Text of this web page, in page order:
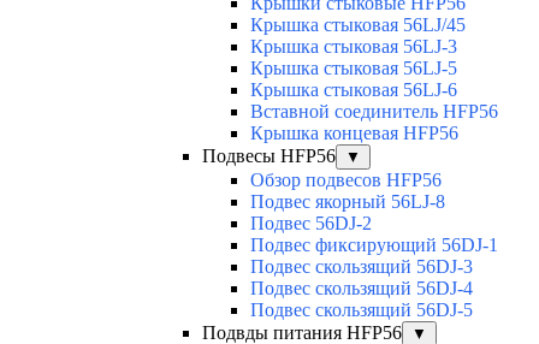
Крышка стыковая 56LJ/45
Крышка стыковая 56LJ-3
Крышка стыковая 56LJ-5
Крышка стыковая 56LJ-6
Вставной соединитель HFP56
Крышка концевая HFP56
Подвесы HFP56
▼
Обзор подвесов HFP56
Подвес якорный 56LJ-8
Подвес 56DJ-2
Подвес фиксирующий 56DJ-1
Подвес скользящий 56DJ-3
Подвес скользящий 56DJ-4
Подвес скользящий 56DJ-5
Подвды питания HFP56
▼